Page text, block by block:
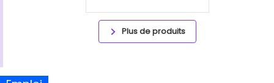
Plus de produits